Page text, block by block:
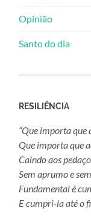
Opinião
Santo do dia
RESILIÊNCIA
“Que importa que
Que importa que
Caindo aos
Sem aprumo e
Fundamental é
E cumpri-la até o